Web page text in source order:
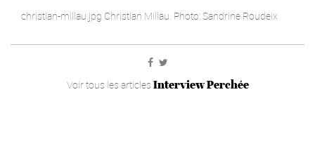
christian-millau.jpg Christian Millau. Photo: Sandrine Roudeix
Voir tous les articles Interview Perchée